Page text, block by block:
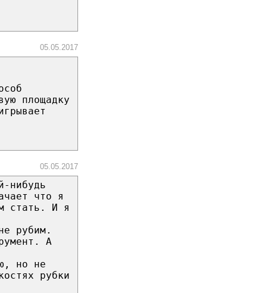
05.05.2017
площадку
05.05.2017
нибудь
что я
стать. И я
рубим.
А
но не
рубки